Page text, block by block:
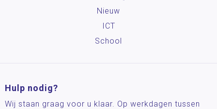
Nieuw
ICT
School
Hulp nodig?
Wij staan graag voor u klaar. Op werkdagen tussen